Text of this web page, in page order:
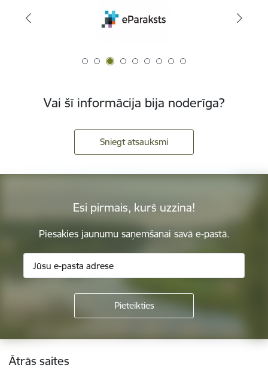
Vai šī informācija bija noderīga?
Sniegt atsauksmi
Esi pirmais, kurš uzzina!
Piesakies jaunumu saņemšanai savā e-pastā.
Kājene
Ātrās saites